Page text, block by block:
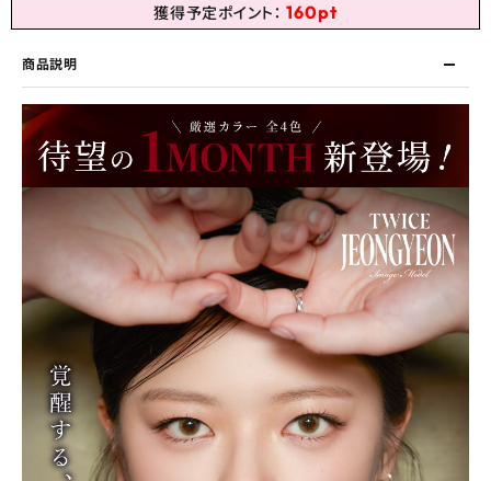
獲得予定ポイント： 160pt
商品説明